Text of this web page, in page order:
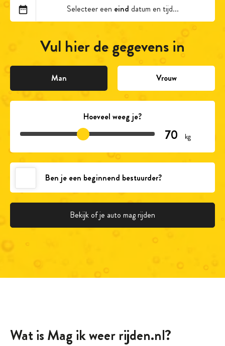
Selecteer een eind datum en tijd...
Vul hier de gegevens in
Man Vrouw
Hoeveel weeg je?
kg
Ben je een beginnend bestuurder?
Whisky
SHOTJESSS!!!
GEICEDDD
Drankje voorstellen
Wat is Mag ik weer rijden.nl?